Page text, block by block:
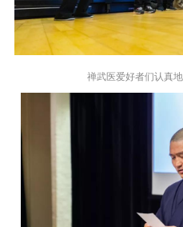
禅武医爱好者们认真